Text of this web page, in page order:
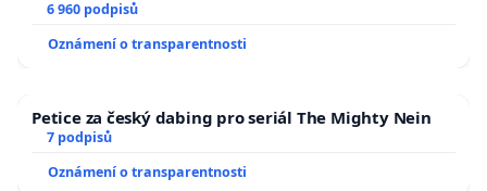
6 960 podpisů
Oznámení o transparentnosti
Petice za český dabing pro seriál The Mighty Nein
7 podpisů
Oznámení o transparentnosti